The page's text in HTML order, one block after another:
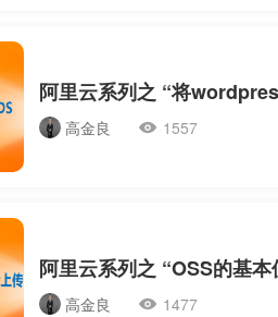
高金良 1557
高金良 1477